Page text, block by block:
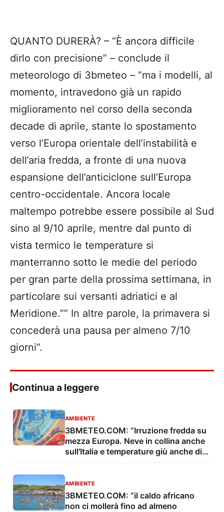
QUANTO DURERÀ? – “È ancora difficile
dirlo con precisione” – conclude il
meteorologo di 3bmeteo – “ma i modelli, al
momento, intravedono già un rapido
miglioramento nel corso della seconda
decade di aprile, stante lo spostamento
verso l’Europa orientale dell’instabilità e
dell’aria fredda, a fronte di una nuova
espansione dell’anticiclone sull’Europa
centro-occidentale. Ancora locale
maltempo potrebbe essere possibile al Sud
sino al 9/10 aprile, mentre dal punto di
vista termico le temperature si
manterranno sotto le medie del periodo
per gran parte della prossima settimana, in
particolare sui versanti adriatici e al
Meridione.”” In altre parole, la primavera si
concederà una pausa per almeno 7/10
giorni”.
Continua a leggere
AMBIENTE
3BMETEO.COM: “Irruzione fredda su
mezza Europa. Neve in collina anche
sull'Italia e temperature giù anche di
AMBIENTE
3BMETEO.COM: “il caldo africano
non ci mollerà fino ad almeno